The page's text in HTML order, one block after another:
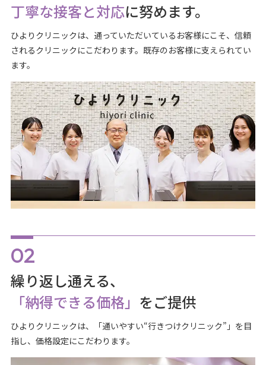
丁寧な接客と対応に努めます。
ひよりクリニックは、通っていただいているお客様にこそ、信頼
されるクリニックにこだわります。既存のお客様に支えられてい
ます。
繰り返し通える、
「納得できる価格」 をご提供
ひよりクリニックは、「通いやすい“行きつけクリニック”」を目
指し、価格設定にこだわります。